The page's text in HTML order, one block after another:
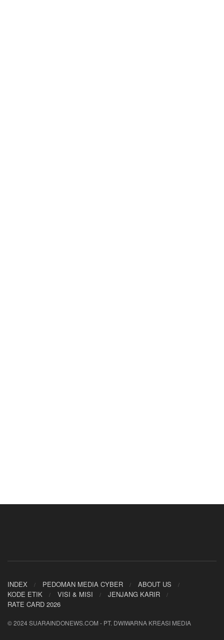
INDEX PEDOMAN MEDIA CYBER
ABOUT US
KODE ETIK
VISI & MISI
JENJANG KARIR
RATE CARD 2026
© 2024 SUARAINDONEWS.COM - PT. DWIWARNA KREASI MEDIA